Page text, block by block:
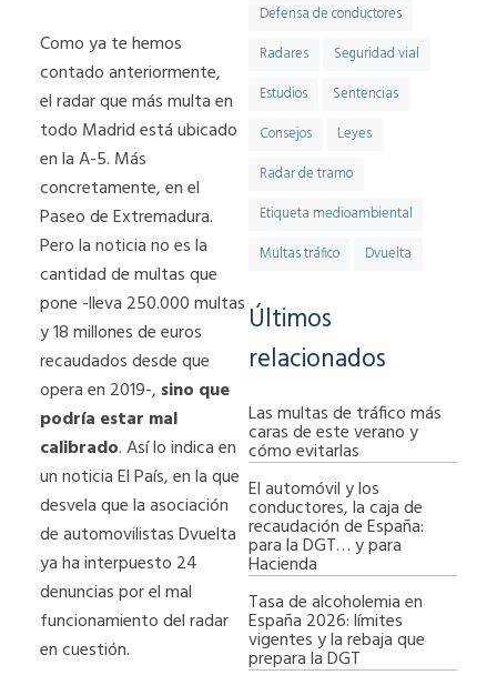
Como ya te hemos
contado anteriormente,
el radar que más multa en
todo Madrid está ubicado
en la A-5. Más
concretamente, en el
Paseo de Extremadura.
Pero la noticia no es la
cantidad de multas que
pone -lleva 250.000 multas
y 18 millones de euros
recaudados desde que
opera en 2019-, sino que
podría estar mal
calibrado. Así lo indica en
un noticia El País, en la que
desvela que la asociación
de automovilistas Dvuelta
ya ha interpuesto 24
denuncias por el mal
funcionamiento del radar
en cuestión.
Defensa de conductores
Radares
Seguridad vial
Estudios
Sentencias
Consejos
Leyes
Radar de tramo
Etiqueta medioambiental
Multas tráfico
Dvuelta
Últimos
relacionados
Las multas de tráfico más
caras de este verano y
cómo evitarlas
El automóvil y los
conductores, la caja de
recaudación de España:
para la DGT… y para
Hacienda
Tasa de alcoholemia en
España 2026: límites
vigentes y la rebaja que
prepara la DGT